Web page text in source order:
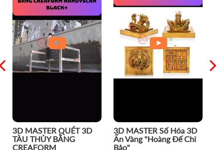
3D MASTER QUÉT 3D
TÀU THỦY BẰNG
CREAFORM
3D MASTER Số Hóa 3D
Ấn Vàng "Hoàng Đế Chi
Bảo"